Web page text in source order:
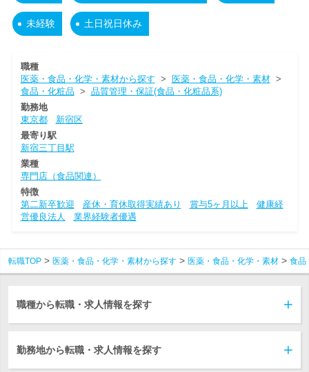
未経験 土日祝日休み
職種
医薬・食品・化学・素材から探す > 医薬・食品・化学・素材>
食品・化粧品 > 品質管理・保証(食品・化粧品系)
勤務地
東京都
新宿区
最寄り駅
新宿三丁目駅
業種
専門店（食品関連）
特徴
第二新卒歓迎
産休・育休取得実績あり 賞与5ヶ月以上
健康経
営優良法人
業界経験者優遇
転職TOP 医薬・食品・化学・素材から探す 医薬・食品・化学・素材 食品
職種から転職・求人情報を探す
勤務地から転職・求人情報を探す